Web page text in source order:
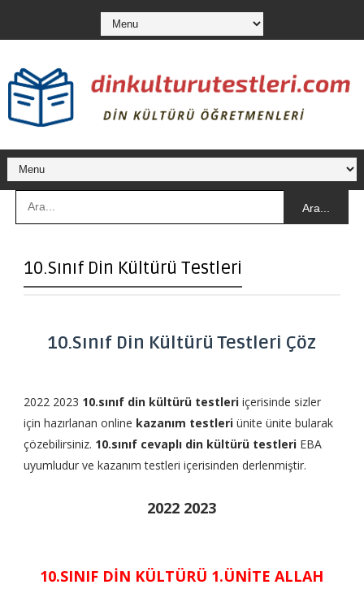
Ara...
10.Sınıf Din Kültürü Testleri
10.Sınıf Din Kültürü Testleri Çöz
2022 2023 10.sınıf din kültürü testleriiçerisinde sizler
için hazırlanan online kazanım testleriünite ünite bularak
çözebilirsiniz. 10.sınıf cevaplı din kültürü testleriEBA
uyumludur ve kazanım testleri içerisinden derlenmiştir.
2022 2023
10.SINIF DİN KÜLTÜRÜ 1.ÜNİTE ALLAH